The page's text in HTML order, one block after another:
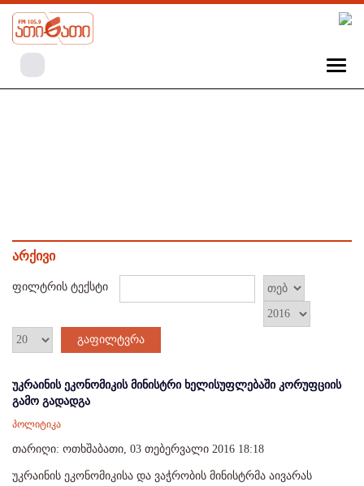
არქივი
ფილტრის ტექსტი
გაფილტვრა
უკრაინის ეკონომიკის მინისტრი ხელისუფლებაში კორუფციის
გამო გადადგა
პოლიტიკა
თარიღი: ოთხშაბათი, 03 თებერვალი 2016 18:18
უკრაინის ეკონომიკისა და ვაჭრობის მინისტრმა აივარას